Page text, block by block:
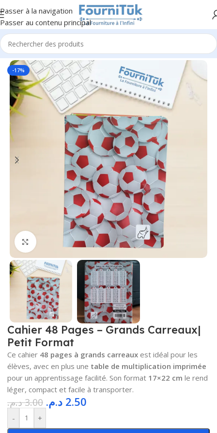
Passer à la navigation
Passer au contenu principal
Accueil/F. Scolaire
-17%
Cliquez pour agrandir
Cahier 48 Pages – Grands Carreaux|
Petit Format
Ce cahier 48 pages à grands carreaux est idéal pour les
élèves, avec en plus une table de multiplication imprimée
pour un apprentissage facilité. Son format 17×22 cm le rend
léger, compact et facile à transporter.
3.00د.م. 2.50 د.م.
- +